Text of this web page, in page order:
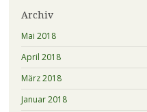
Archiv
Mai 2018
April 2018
März 2018
Januar 2018